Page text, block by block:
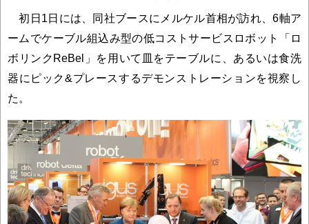
初日1日には、同社ブースにメルケル首相が訪れ、6軸ア
ームでケーブル組込み型の低コストサービスロボット「ロ
ボリンクReBel」を用いて皿をテーブルに、あるいは食洗
器にピック&プレースするデモンストレーションを視察し
た。